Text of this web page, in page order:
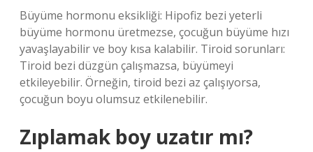
Büyüme hormonu eksikliği: Hipofiz bezi yeterli
büyüme hormonu üretmezse, çocuğun büyüme hızı
yavaşlayabilir ve boy kısa kalabilir. Tiroid sorunları:
Tiroid bezi düzgün çalışmazsa, büyümeyi
etkileyebilir. Örneğin, tiroid bezi az çalışıyorsa,
çocuğun boyu olumsuz etkilenebilir.
Zıplamak boy uzatır mı?